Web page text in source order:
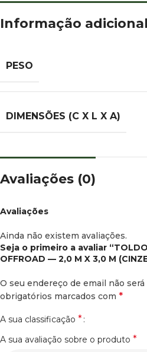
Informação adicional
PESO
DIMENSÕES (C X L X A)
Avaliações (0)
Avaliações
Ainda não existem avaliações.
Seja o primeiro a avaliar “TOLDO
OFFROAD — 2,0 M X 3,0 M
O seu endereço de email não
obrigatórios marcados com *
A sua classificação *
A sua avaliação sobre o produto *